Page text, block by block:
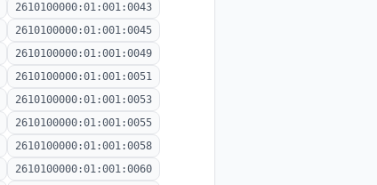
2610100000:01:001:0043
2610100000:01:001:0045
2610100000:01:001:0049
2610100000:01:001:0051
2610100000:01:001:0053
2610100000:01:001:0055
2610100000:01:001:0058
2610100000:01:001:0060